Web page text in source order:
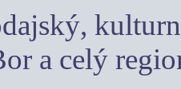
a celý